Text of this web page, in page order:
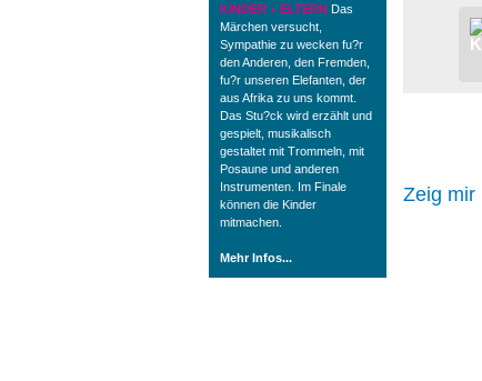
KINDER + ELTERN Das
Märchen versucht,
Sympathie zu wecken fu?r
den Anderen, den Fremden,
fu?r unseren Elefanten, der
aus Afrika zu uns kommt.
Das Stu?ck wird erzählt und
gespielt, musikalisch
gestaltet mit Trommeln, mit
Posaune und anderen
Instrumenten. Im Finale
können die Kinder
mitmachen.
Mehr Infos...
Zeig mir